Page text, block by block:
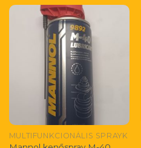
MULTIFUNKCIONÁLIS SPRAYK